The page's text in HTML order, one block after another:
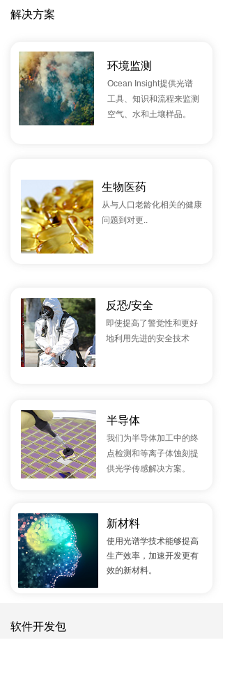
解决方案
环境监测
Ocean Insight提供光谱
工具、知识和流程来监测
空气、水和土壤样品。
生物医药
从与人口老龄化相关的健康
问题到对更..
反恐/安全
即使提高了警觉性和更好
地利用先进的安全技术
半导体
我们为半导体加工中的终
点检测和等离子体蚀刻提
供光学传感解决方案。
新材料
使用光谱学技术能够提高
生产效率，加速开发更有
效的新材料。
软件开发包